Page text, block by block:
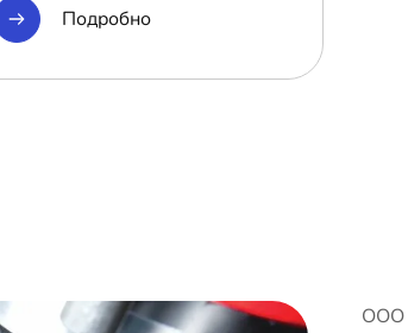
Подробно
ООО